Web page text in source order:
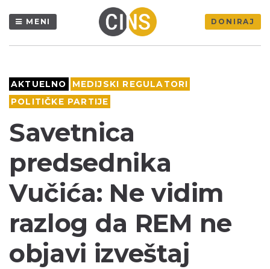
MENI DONIRAJ
AKTUELNO
MEDIJSKI REGULATORI
POLITIČKE PARTIJE
Savetnica
predsednika
Vučića: Ne vidim
razlog da REM ne
objavi izveštaj